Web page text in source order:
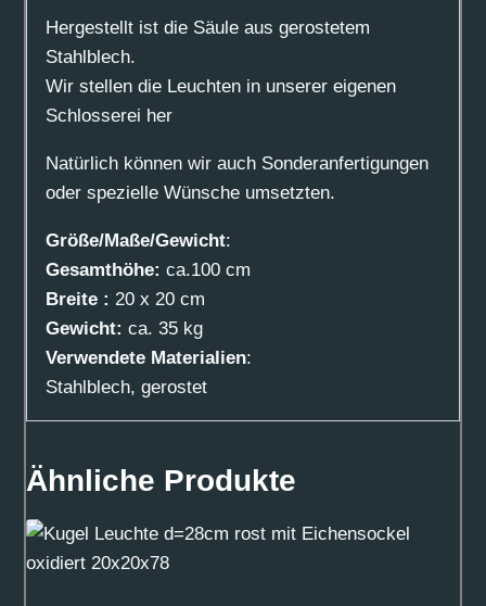
Hergestellt ist die Säule aus gerostetem
Stahlblech.
Wir stellen die Leuchten in unserer eigenen
Schlosserei her
Natürlich können wir auch Sonderanfertigungen
oder spezielle Wünsche umsetzten.
Größe/Maße/Gewicht:
Gesamthöhe: ca.100 cm
Breite : 20 x 20 cm
Gewicht: ca. 35 kg
Verwendete Materialien:
Stahlblech, gerostet
Ähnliche Produkte